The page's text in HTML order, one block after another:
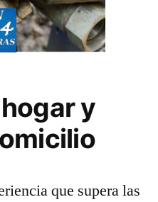
y
que supera las